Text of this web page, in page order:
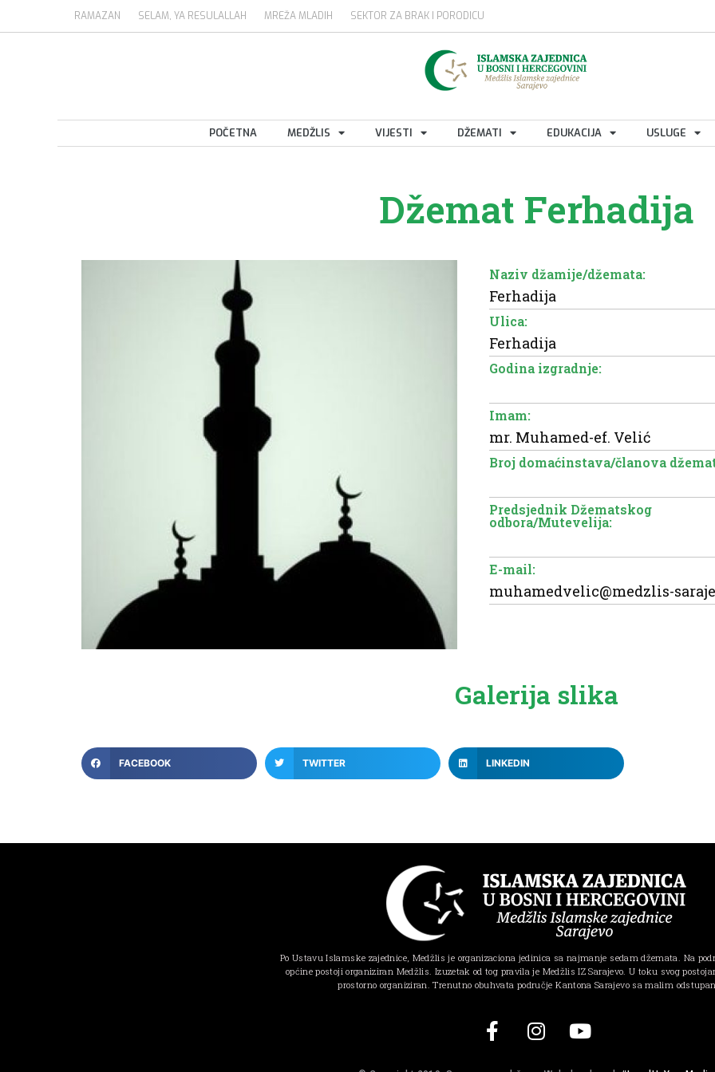
RAMAZAN SELAM, YA RESULALLAH MREŽA MLADIH SEKTOR ZA BRAK I PORODICU
POČETNA MEDŽLIS VIJESTI DŽEMATI EDUKACIJA USLUGE
Džemat Ferhadija
Naziv džamije/džemata:
Ferhadija
Ulica:
Ferhadija
Godina izgradnje:
Imam:
mr. Muhamed-ef. Velić
Broj domaćinstava/članova
Predsjednik Džematskog
odbora/Mutevelija:
E-mail:
muhamedvelic@medzlis-
Galerija slika
FACEBOOK TWITTER LINKEDIN
Po Ustavu Islamske zajednice, Medžlis je organizaciona jedinica sa najmanje sedam džemata. Na
općine postoji organiziran Medžlis. Izuzetak od tog pravila je Medžlis IZ Sarajevo. U toku svog
prostorno organiziran. Trenutno obuhvata područje Kantona Sarajevo sa malim